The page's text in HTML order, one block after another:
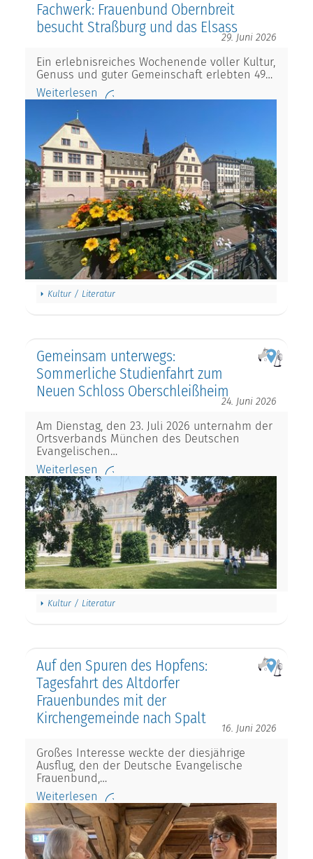
Fachwerk: Frauenbund Obernbreit
besucht Straßburg und das Elsass
29. Juni 2026
Ein erlebnisreiches Wochenende voller Kultur,
Genuss und guter Gemeinschaft erlebten 49…
Weiterlesen
Kultur / Literatur
Gemeinsam unterwegs:
Sommerliche Studienfahrt zum
Neuen Schloss Oberschleißheim
24. Juni 2026
Am Dienstag, den 23. Juli 2026 unternahm der
Ortsverbands München des Deutschen
Evangelischen…
Weiterlesen
Kultur / Literatur
Auf den Spuren des Hopfens:
Tagesfahrt des Altdorfer
Frauenbundes mit der
Kirchengemeinde nach Spalt
16. Juni 2026
Großes Interesse weckte der diesjährige
Ausflug, den der Deutsche Evangelische
Frauenbund,…
Weiterlesen